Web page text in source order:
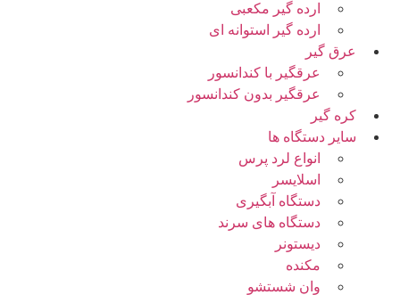
ارده گیر مکعبی
ارده گیر استوانه ای
عرق گیر
عرقگیر با کندانسور
عرقگیر بدون کندانسور
کره گیر
سایر دستگاه ها
انواع لرد پرس
اسلایسر
دستگاه آبگیری
دستگاه های سرند
دیستونر
مکنده
وان شستشو